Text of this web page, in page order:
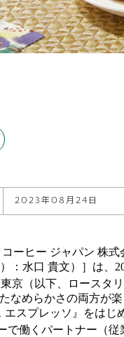
2023年08月24日
ーヒー ジャパン 株
：水口 貴文）］は、
京（以下、ロースタ
たなめらかさの両方が
エスプレッソ』をはじ
で働くパートナー（